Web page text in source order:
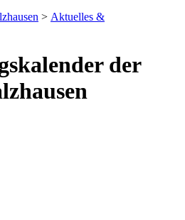
> Aktuelles &
der